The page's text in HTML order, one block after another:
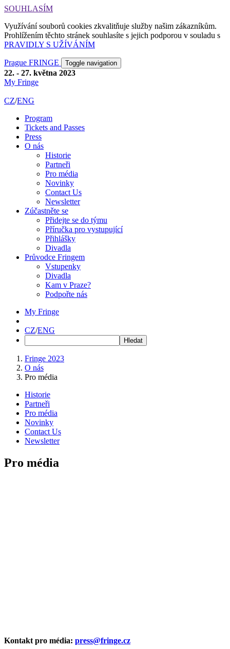
SOUHLASÍM
Využívání souborů cookies zkvalitňuje služby našim zákazníkům.
Prohlížením těchto stránek souhlasíte s jejich podporou v souladu s
PRAVIDLY S UŽÍVÁNÍM
Prague FRINGE Toggle navigation
22. - 27. května 2023
My Fringe
CZ/ENG
Program
Tickets and Passes
Press
O nás
Historie
Partneři
Pro média
Novinky
Contact Us
Newsletter
Zúčastněte se
Přidejte se do týmu
Příručka pro vystupující
Přihlášky
Divadla
Průvodce Fringem
Vstupenky
Divadla
Kam v Praze?
Podpořte nás
My Fringe
CZ/ENG
Fringe 2023
O nás
Pro média
Historie
Partneři
Pro média
Novinky
Contact Us
Newsletter
Pro média
Kontakt pro média: press@fringe.cz